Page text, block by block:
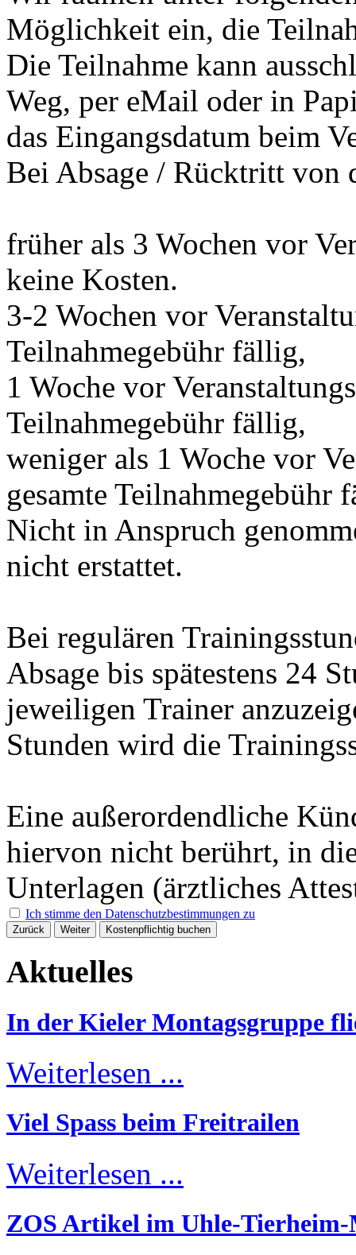
Möglichkeit ein, die
Die Teilnahme kann
Weg, per eMail oder in
das Eingangsdatum beim
Bei Absage / Rücktritt von
früher als 3 Wochen vor
keine Kosten.
3-2 Wochen vor
Teilnahmegebühr fällig,
1 Woche vor
Teilnahmegebühr fällig,
weniger als 1 Woche vor
gesamte Teilnahmegebühr
Nicht in Anspruch
nicht erstattet.
Bei regulären
Absage bis spätestens 24
jeweiligen Trainer
Stunden wird die
Eine außerordendliche
hiervon nicht berührt, in
Unterlagen (ärztliches
Ich stimme den Datenschutzbestimmungen zu
Zurück Weiter Kostenpflichtig buchen
Aktuelles
In der Kieler Montagsgruppe
Weiterlesen ...
Viel Spass beim Freitrailen
Weiterlesen ...
ZOS Artikel im Uhle-Tierheim-